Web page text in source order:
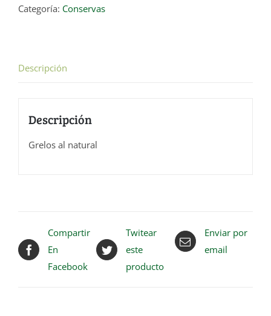
Categoría: Conservas
Descripción
Descripción
Grelos al natural
Compartir
En
Facebook
Twitear
este
producto
Enviar por
email